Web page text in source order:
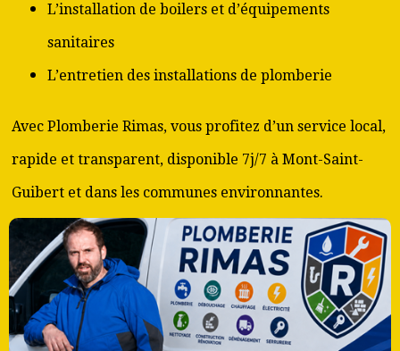
L’installation de boilers et d’équipements
sanitaires
L’entretien des installations de plomberie
Avec Plomberie Rimas, vous profitez d’un service local,
rapide et transparent, disponible 7j/7 à Mont-Saint-
Guibert et dans les communes environnantes.